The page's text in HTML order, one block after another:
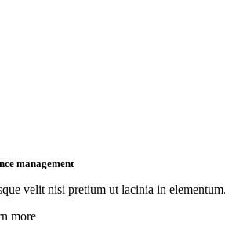
management
velit nisi pretium ut lacinia in elementum.
more